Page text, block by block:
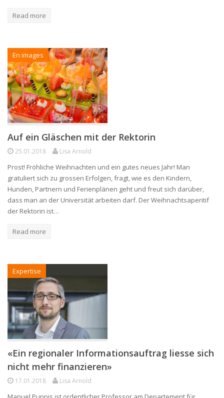
Read more
En images
Auf ein Gläschen mit der Rektorin
25.01.2018 Lisa Arnold
Prost! Fröhliche Weihnachten und ein gutes neues Jahr! Man
gratuliert sich zu grossen Erfolgen, fragt, wie es den Kindern,
Hunden, Partnern und Ferienplänen geht und freut sich darüber,
dass man an der Universität arbeiten darf. Der Weihnachtsaperitif
der Rektorin ist…
Read more
Expertise
«Ein regionaler Informationsauftrag liesse sich
nicht mehr finanzieren»
17.01.2018 Lisa Arnold